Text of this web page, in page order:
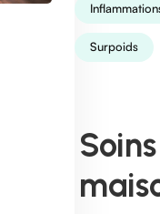
Surpoids